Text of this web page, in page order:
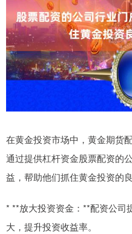
在黄金投资市场中，黄金期货
通过提供杠杆资金股票配资的
益，帮助他们抓住黄金投资的良
* **放大投资资金：**配资公司
大，提升投资收益率。